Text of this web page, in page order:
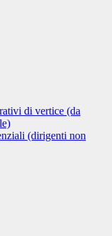
di vertice (da
(dirigenti non